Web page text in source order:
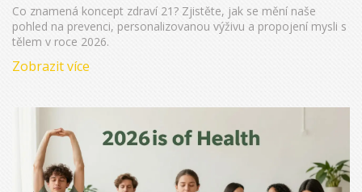
Co znamená koncept zdraví 21? Zjistěte, jak se mění naše
pohled na prevenci, personalizovanou výživu a propojení mysli s
tělem v roce 2026.
Zobrazit více